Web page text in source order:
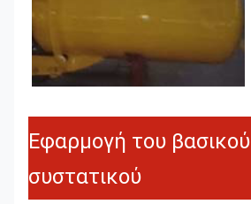
Εφαρμογή του βασικού
συστατικού